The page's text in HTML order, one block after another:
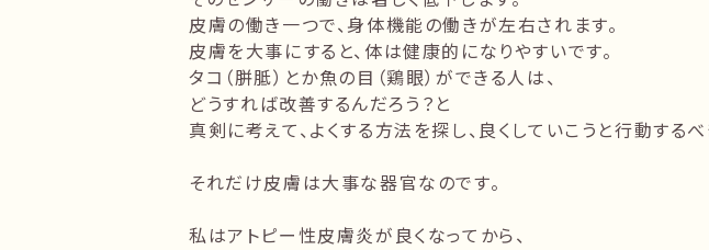
皮膚の働き一つで、身体機能の働きが左右されます。
皮膚を大事にすると、体は健康的になりやすいです。
タコ（胼胝）とか魚の目（鶏眼）ができる人は、
どうすれば改善するんだろう？と
真剣に考えて、よくする方法を探し、良くしていこうと行動するべ
それだけ皮膚は大事な器官なのです。
私はアトピー性皮膚炎が良くなってから、